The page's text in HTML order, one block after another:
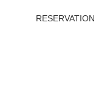
RESERVATION